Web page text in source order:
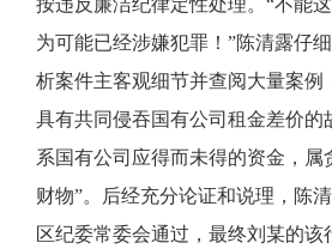
为可能已经涉嫌犯罪！”陈清露仔
析案件主客观细节并查阅大量案例
具有共同侵吞国有公司租金差价的
系国有公司应得而未得的资金，属
财物”。后经充分论证和说理，陈
区纪委常委会通过，最终刘某的该